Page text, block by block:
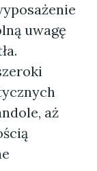
uwagę
aż